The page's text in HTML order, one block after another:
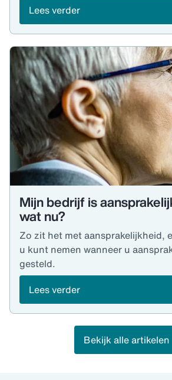
Lees verder
Mijn bedrijf is
wat nu?
Zo zit het met aansprakelijkheid,
u kunt nemen wanneer u
gesteld.
Lees verder
Bekijk alle artikelen